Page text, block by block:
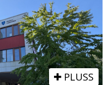
PLUSS